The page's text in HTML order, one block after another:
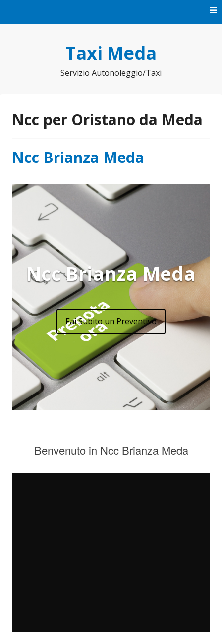
Taxi Meda
Servizio Autonoleggio/Taxi
Ncc per Oristano da Meda
Ncc Brianza Meda
Ncc Brianza Meda
Fai Subito un Preventivo
Benvenuto in Ncc Brianza Meda